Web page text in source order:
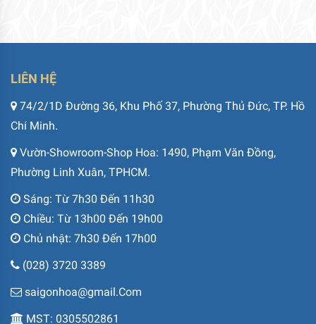
LIÊN HỆ
74/2/1D Đường 36, Khu Phố 37, Phường Thủ Đức, TP. Hồ
Chí Minh.
Vườn-Showroom-Shop Hoa: 1490, Phạm Văn Đồng,
Phường Linh Xuân, TPHCM.
Sáng: Từ 7h30 Đến 11h30
Chiều: Từ 13h00 Đến 19h00
Chủ nhật: 7h30 Đến 17h00
(028) 3720 3389
saigonhoa@gmail.Com
MST: 0305502861